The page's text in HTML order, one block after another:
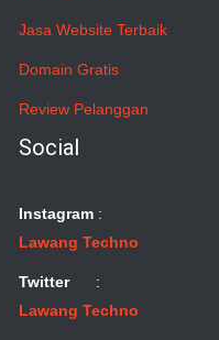
Jasa Website Terbaik
Domain Gratis
Review Pelanggan
Social
Instagram:
Lawang Techno
Twitter:
Lawang Techno